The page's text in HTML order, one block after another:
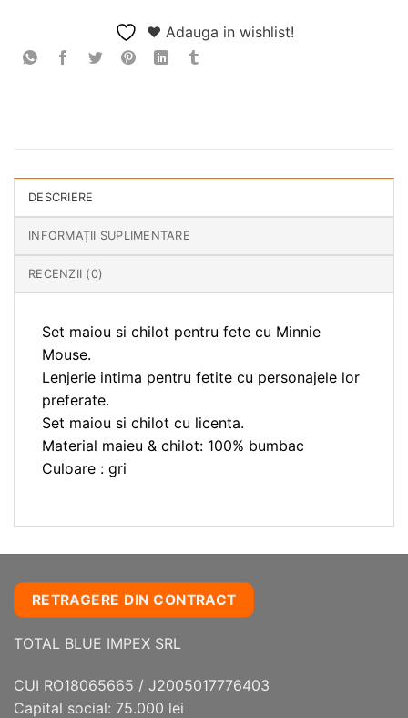
❤ Adauga in wishlist!
DESCRIERE
INFORMAȚII SUPLIMENTARE
RECENZII (0)
Set maiou si chilot pentru fete cu Minnie
Mouse.
Lenjerie intima pentru fetite cu personajele lor
preferate.
Set maiou si chilot cu licenta.
Material maieu & chilot: 100% bumbac
Culoare : gri
RETRAGERE DIN CONTRACT
TOTAL BLUE IMPEX SRL
CUI RO18065665 / J2005017776403
Capital social: 75.000 lei